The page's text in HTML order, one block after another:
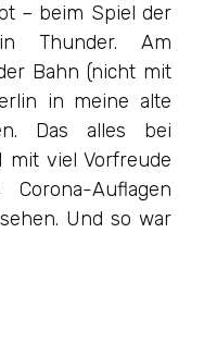
– beim Spiel der
Thunder. Am
Bahn (nicht mit
in meine alte
Das alles bei
mit viel Vorfreude
Auflagen
Und so war